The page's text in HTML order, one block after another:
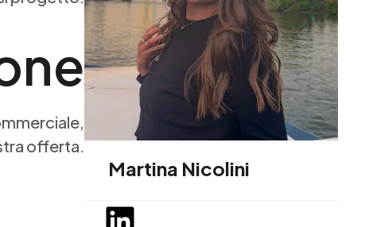
offerta.
Martina Nicolini